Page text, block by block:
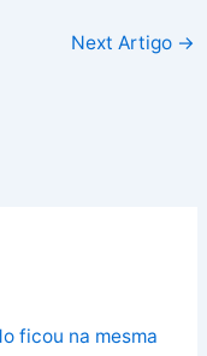
Next Artigo →
ficou na mesma